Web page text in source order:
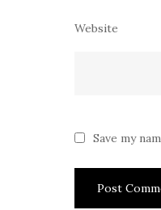
Website
Save my